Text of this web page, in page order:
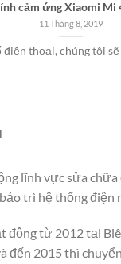
cảm ứng Xiaomi Mi
11 Tháng 8, 2019
điện thoại, chúng tôi sẽ
lĩnh vực sửa
trì hệ thống điện
động từ 2012 tại
đến 2015 thì